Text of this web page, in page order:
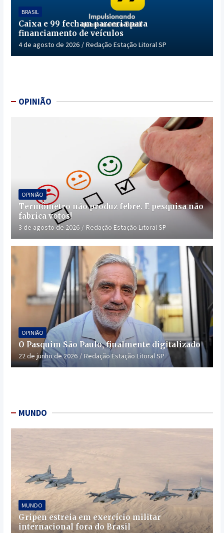
BRASIL
Caixa e 99 fecham parceria para
financiamento de veículos
4 de agosto de 2026 Redação Estação Litoral SP
OPINIÃO
OPINIÃO
Termômetro não produz febre. E pesquisa não
fabrica votos!
3 de agosto de 2026 Redação Estação Litoral SP
OPINIÃO
O Pasquim São Paulo, finalmente digitalizado
22 de junho de 2026 Redação Estação Litoral SP
MUNDO
MUNDO
Gripen estreia em exercício militar
internacional fora do Brasil